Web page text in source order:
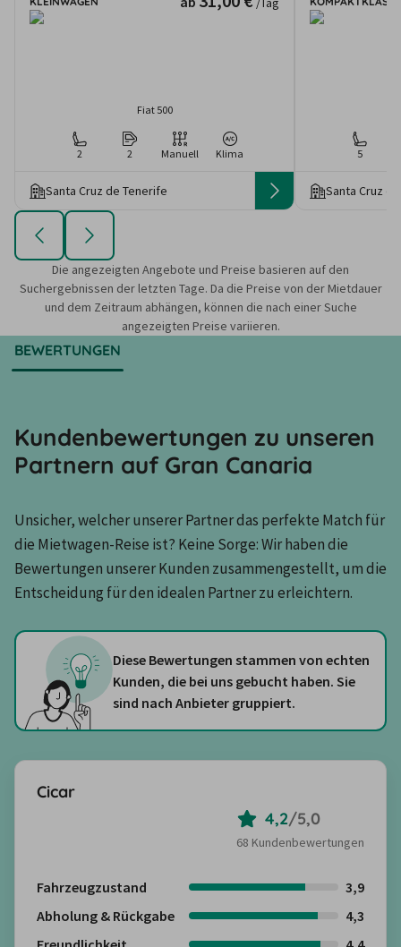
Fiat 500
2 2 Manuell Klima
Santa Cruz de Tenerife
5
Santa Cruz
Die angezeigten Angebote und Preise basieren auf den
Suchergebnissen der letzten Tage. Da die Preise von der Mietdauer
und dem Zeitraum abhängen, können die nach einer Suche
angezeigten Preise variieren.
BEWERTUNGEN
Kundenbewertungen zu unseren
Partnern auf Gran Canaria
Unsicher, welcher unserer Partner das perfekte Match für
die Mietwagen-Reise ist? Keine Sorge: Wir haben die
Bewertungen unserer Kunden zusammengestellt, um die
Entscheidung für den idealen Partner zu erleichtern.
Diese Bewertungen stammen von echten
Kunden, die bei uns gebucht haben. Sie
sind nach Anbieter gruppiert.
Cicar
4,2/5,0
68 Kundenbewertungen
Fahrzeugzustand
3,9
Abholung & Rückgabe
4,3